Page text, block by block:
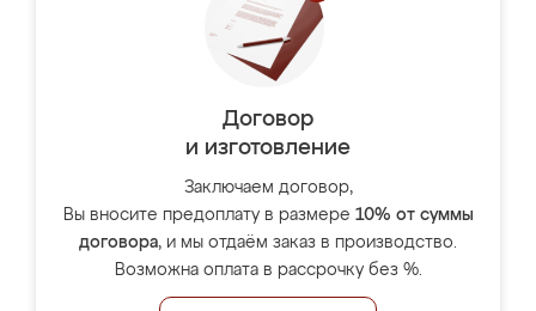
Договор
и изготовление
Заключаем договор,
Вы вносите предоплату в размере 10% от суммы
договора, и мы отдаём заказ в производство.
Возможна оплата в рассрочку без %.